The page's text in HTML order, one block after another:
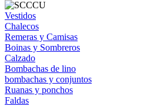
Vestidos
Chalecos
Remeras y Camisas
Boinas y Sombreros
Calzado
Bombachas de lino
bombachas y conjuntos
Ruanas y ponchos
Faldas